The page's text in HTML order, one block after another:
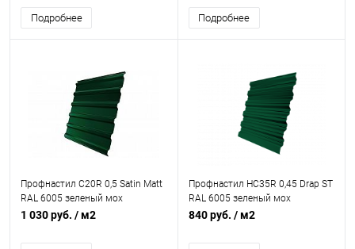
Подробнее Подробнее
Профнастил С20R 0,5 Satin Matt
RAL 6005 зеленый мох
1 030 руб. / м2
Профнастил НС35R 0,45 Drap ST
RAL 6005 зеленый мох
840 руб. / м2